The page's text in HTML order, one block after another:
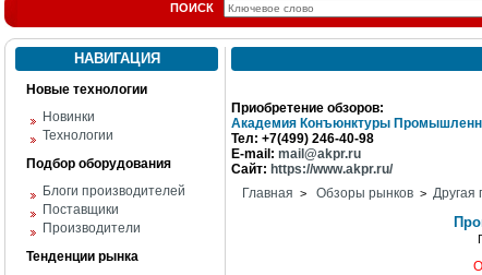
ПОИСК
НАВИГАЦИЯ
Новые технологии
Новинки
Технологии
Подбор оборудования
Блоги производителей
Поставщики
Производители
Тенденции рынка
Приобретение обзоров:
Академия Конъюнктуры
Тел: +7(499) 246-40-98
E-mail: mail@akpr.ru
Сайт: https://www.akpr.ru/
Главная > Обзоры рынков > Другая